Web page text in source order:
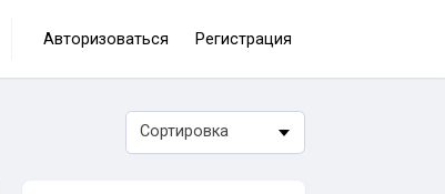
Авторизоваться Регистрация
Сортировка